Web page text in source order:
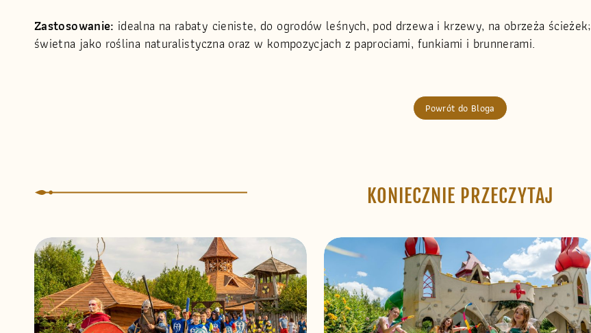
Zastosowanie: idealna na rabaty cieniste, do ogrodów leśnych, pod drzewa i krzewy, na obrzeża ścieżek;
świetna jako roślina naturalistyczna oraz w kompozycjach z paprociami, funkiami i brunnerami.
Powrót do Bloga
KONIECZNIE PRZECZYTAJ